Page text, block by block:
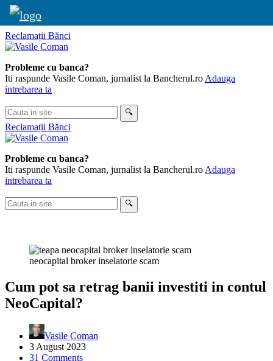
Skip
to
Reclamații Bănci
Probleme cu banca?
Iti raspunde Vasile Coman, jurnalist la Bancherul.ro Adauga
intrebarea ta
Cauta
in
site
🔍
Reclamații Bănci
Probleme cu banca?
Iti raspunde Vasile Coman, jurnalist la Bancherul.ro Adauga
intrebarea ta
Cauta
in
🔍
neocapital broker inselatorie scam
Cum pot sa retrag banii investiti in contul
NeoCapital?
Vasile Coman
3 August 2023
31 Comments